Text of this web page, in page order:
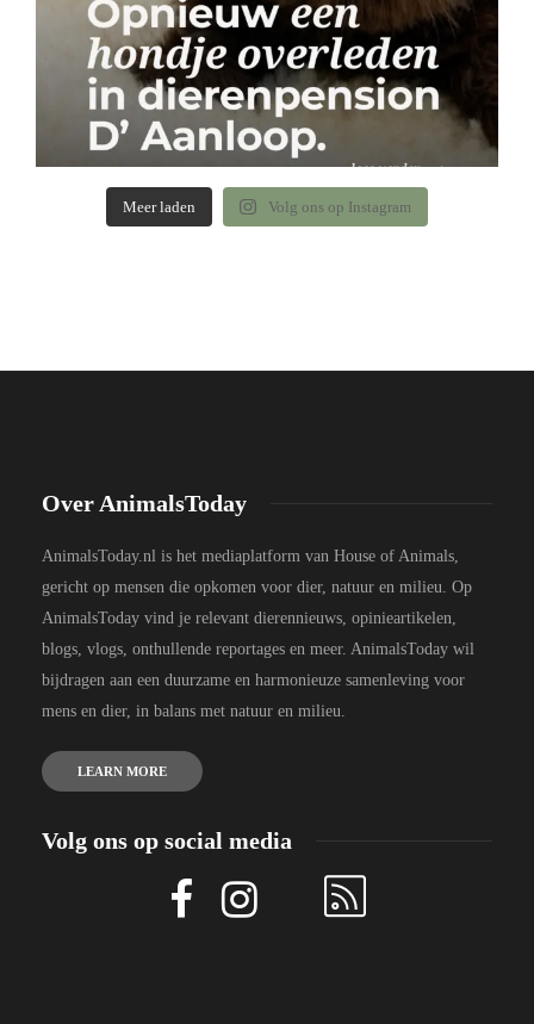
Meer laden Volg ons op Instagram
Over AnimalsToday
AnimalsToday.nl is het mediaplatform van House of Animals,
gericht op mensen die opkomen voor dier, natuur en milieu. Op
AnimalsToday vind je relevant dierennieuws, opinieartikelen,
blogs, vlogs, onthullende reportages en meer. AnimalsToday wil
bijdragen aan een duurzame en harmonieuze samenleving voor
mens en dier, in balans met natuur en milieu.
LEARN MORE
Volg ons op social media